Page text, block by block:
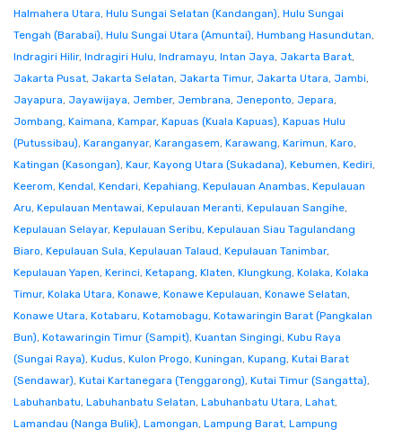
Halmahera Utara, Hulu Sungai Selatan (Kandangan), Hulu Sungai
Tengah (Barabai), Hulu Sungai Utara (Amuntai), Humbang Hasundutan,
Indragiri Hilir, Indragiri Hulu, Indramayu, Intan Jaya, Jakarta Barat,
Jakarta Pusat, Jakarta Selatan, Jakarta Timur, Jakarta Utara, Jambi,
Jayapura, Jayawijaya, Jember, Jembrana, Jeneponto, Jepara,
Jombang, Kaimana, Kampar, Kapuas (Kuala Kapuas), Kapuas Hulu
(Putussibau), Karanganyar, Karangasem, Karawang, Karimun, Karo,
Katingan (Kasongan), Kaur, Kayong Utara (Sukadana), Kebumen, Kediri,
Keerom, Kendal, Kendari, Kepahiang, Kepulauan Anambas, Kepulauan
Aru, Kepulauan Mentawai, Kepulauan Meranti, Kepulauan Sangihe,
Kepulauan Selayar, Kepulauan Seribu, Kepulauan Siau Tagulandang
Biaro, Kepulauan Sula, Kepulauan Talaud, Kepulauan Tanimbar,
Kepulauan Yapen, Kerinci, Ketapang, Klaten, Klungkung, Kolaka, Kolaka
Timur, Kolaka Utara, Konawe, Konawe Kepulauan, Konawe Selatan,
Konawe Utara, Kotabaru, Kotamobagu, Kotawaringin Barat (Pangkalan
Bun), Kotawaringin Timur (Sampit), Kuantan Singingi, Kubu Raya
(Sungai Raya), Kudus, Kulon Progo, Kuningan, Kupang, Kutai Barat
(Sendawar), Kutai Kartanegara (Tenggarong), Kutai Timur (Sangatta),
Labuhanbatu, Labuhanbatu Selatan, Labuhanbatu Utara, Lahat,
Lamandau (Nanga Bulik), Lamongan, Lampung Barat, Lampung